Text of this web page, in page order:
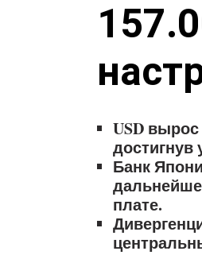
USD
достигнув
Банк
плате.